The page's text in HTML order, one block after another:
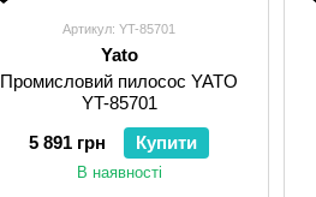
Артикул: YT-85701
Yato
Промисловий пилосос YATO
YT-85701
5 891 грн
Купити
В наявності